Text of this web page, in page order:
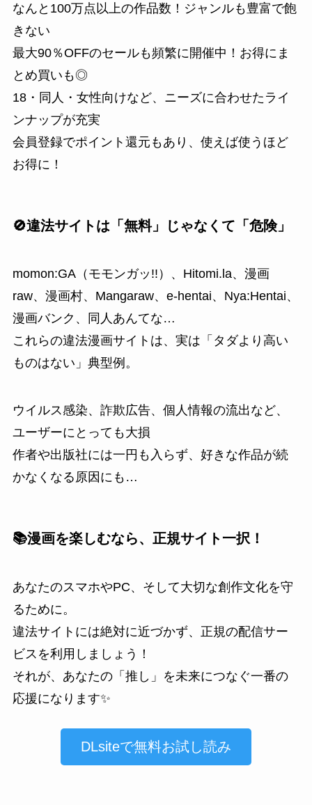
なんと100万点以上の作品数！ジャンルも豊富で飽
きない
最大90％OFFのセールも頻繁に開催中！お得にま
とめ買いも◎
18・同人・女性向けなど、ニーズに合わせたライ
ンナップが充実
会員登録でポイント還元もあり、使えば使うほど
お得に！
🚫違法サイトは「無料」じゃなくて「危険」
momon:GA（モモンガッ!!）、Hitomi.la、漫画
raw、漫画村、Mangaraw、e-hentai、Nya:Hentai、
漫画バンク、同人あんてな…
これらの違法漫画サイトは、実は「タダより高い
ものはない」典型例。
ウイルス感染、詐欺広告、個人情報の流出など、
ユーザーにとっても大損
作者や出版社には一円も入らず、好きな作品が続
かなくなる原因にも…
📚漫画を楽しむなら、正規サイト一択！
あなたのスマホやPC、そして大切な創作文化を守
るために。
違法サイトには絶対に近づかず、正規の配信サー
ビスを利用しましょう！
それが、あなたの「推し」を未来につなぐ一番の
応援になります✨
DLsiteで無料お試し読み